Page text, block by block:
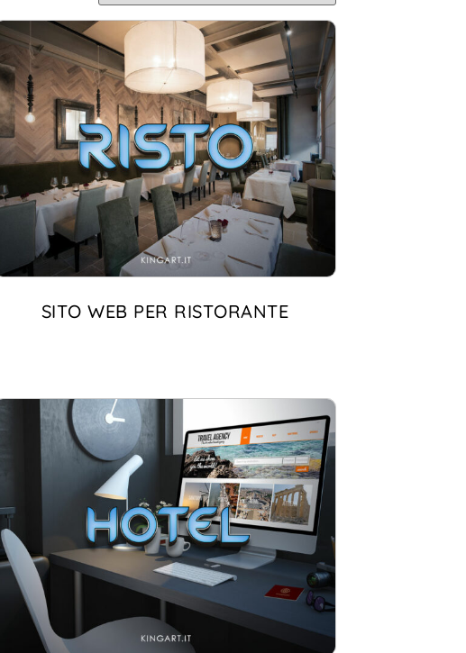
SITO WEB PER RISTORANTE